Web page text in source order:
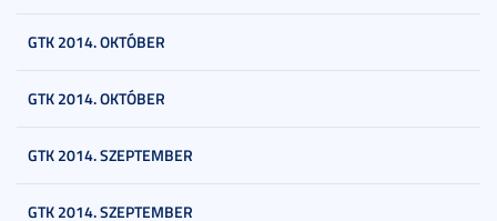
GTK 2014. OKTÓBER
GTK 2014. OKTÓBER
GTK 2014. SZEPTEMBER
GTK 2014. SZEPTEMBER